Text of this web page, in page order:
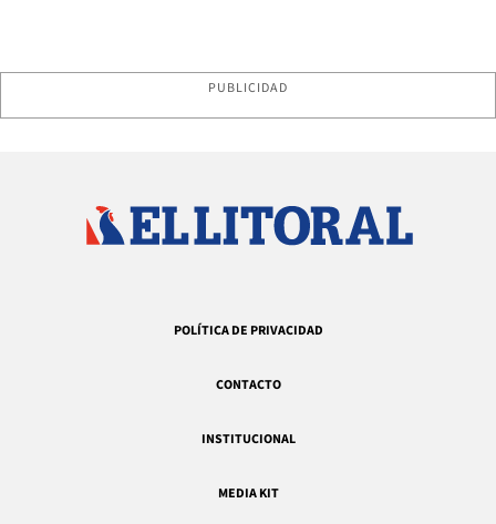
PUBLICIDAD
POLÍTICA DE PRIVACIDAD
CONTACTO
INSTITUCIONAL
MEDIA KIT